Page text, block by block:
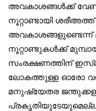
അവകാശങ്ങൾക്ക്
നൂറ്റാണ്ടായി
അവകാശങ്ങളുണ്ടെന്ന്
നൂറ്റാണ്ടുകൾക്ക്
സംരക്ഷണത്തിന്
ലോകത്തുള്ള ഓരോ
മനുഷ്യേതര